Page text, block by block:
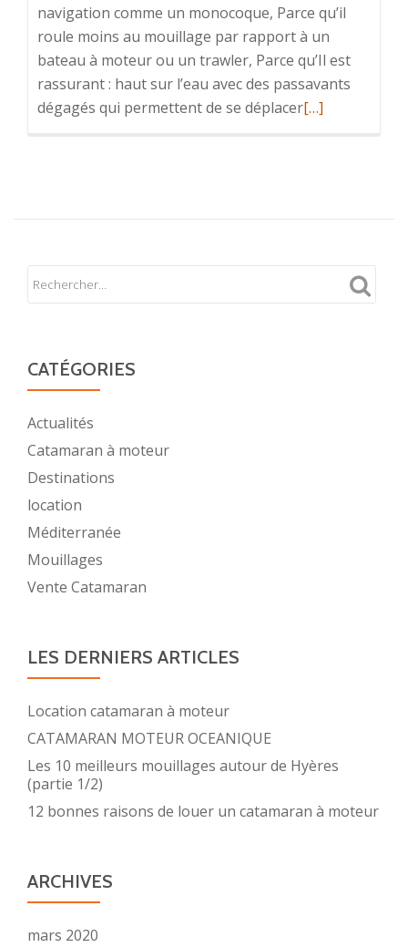
navigation comme un monocoque, Parce qu’il
roule moins au mouillage par rapport à un
bateau à moteur ou un trawler, Parce qu’Il est
rassurant : haut sur l’eau avec des passavants
dégagés qui permettent de se déplacerEn
raisons
louer
[…]
CATÉGORIES
Actualités
Catamaran à moteur
Destinations
location
Méditerranée
Mouillages
Vente Catamaran
LES DERNIERS ARTICLES
Location catamaran à moteur
CATAMARAN MOTEUR OCEANIQUE
Les 10 meilleurs mouillages autour de Hyères
(partie 1/2)
12 bonnes raisons de louer un catamaran à moteur
ARCHIVES
mars 2020